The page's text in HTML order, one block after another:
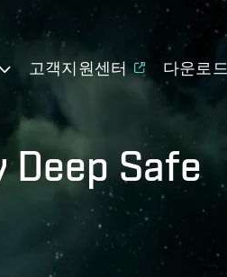
고객지원센터 다운로드
Safe